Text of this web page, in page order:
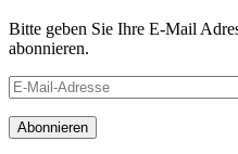
Bitte geben Sie Ihre E-Mail
abonnieren.
E-
Mail-
Adresse
Abonnieren